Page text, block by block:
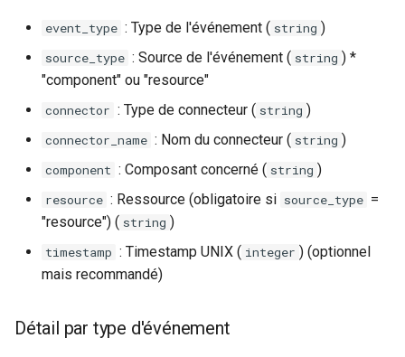
event_type : Type de l'événement ( string )
source_type : Source de l'événement ( string ) *
"component" ou "resource"
connector : Type de connecteur ( string )
connector_name : Nom du connecteur ( string )
component : Composant concerné ( string )
resource : Ressource (obligatoire si source_type =
"resource") ( string )
timestamp : Timestamp UNIX ( integer ) (optionnel
mais recommandé)
Détail par type d'événement